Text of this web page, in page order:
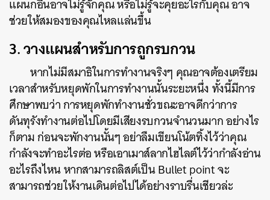
แผนกอื่นอาจไม่รู้จักคุณ หรือไม่รู้จะคุยอะไรกับคุณ อาจ
ช่วยให้สมองของคุณไหลแล่นขึ้น
3. วางแผนสำหรับการถูกรบกวน
หากไม่มีสมาธิในการทำงานจริงๆ คุณอาจต้องเตรียม
เวลาสำหรับหยุดพักในการทำงานนั้นระยะหนึ่ง ทั้งนี้มีการ
ศึกษาพบว่า การหยุดพักทำงานชั่วขณะอาจดีกว่าการ
ดันทุรังทำงานต่อไปโดยมีเสียงรบกวนจำนวนมาก อย่างไร
ก็ตาม ก่อนจะพักงานนั้นๆ อย่าลืมเขียนโน้ตทิ้งไว้ว่าคุณ
กำลังจะทำอะไรต่อ หรือเอาเมาส์ลากไฮไลต์ไว้ว่ากำลังอ่าน
อะไรถึงไหน หากสามารถลิสต์เป็น Bullet point จะ
สามารถช่วยให้งานเดินต่อไปได้อย่างราบรื่นเชียวล่ะ